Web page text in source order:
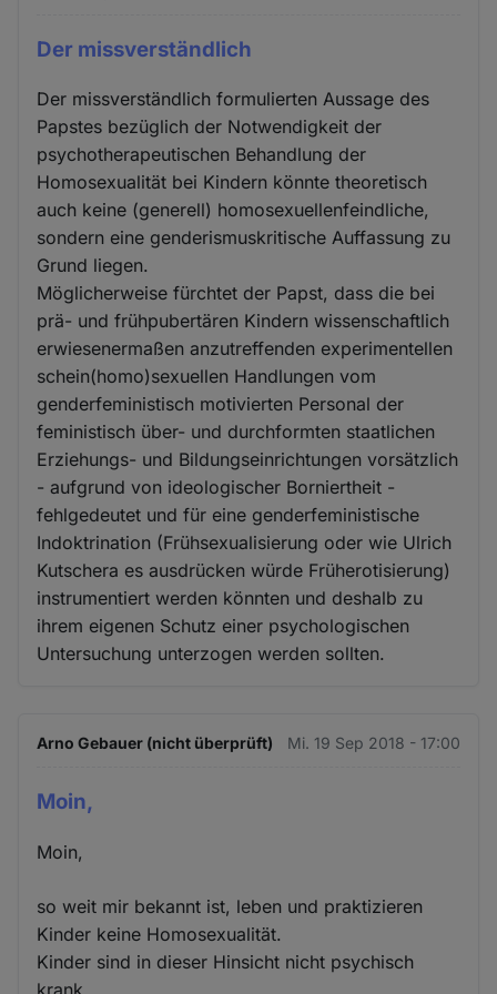
Der missverständlich
Der missverständlich formulierten Aussage des
Papstes bezüglich der Notwendigkeit der
psychotherapeutischen Behandlung der
Homosexualität bei Kindern könnte theoretisch
auch keine (generell) homosexuellenfeindliche,
sondern eine genderismuskritische Auffassung zu
Grund liegen.
Möglicherweise fürchtet der Papst, dass die bei
prä- und frühpubertären Kindern wissenschaftlich
erwiesenermaßen anzutreffenden experimentellen
schein(homo)sexuellen Handlungen vom
genderfeministisch motivierten Personal der
feministisch über- und durchformten staatlichen
Erziehungs- und Bildungseinrichtungen vorsätzlich
- aufgrund von ideologischer Borniertheit -
fehlgedeutet und für eine genderfeministische
Indoktrination (Frühsexualisierung oder wie Ulrich
Kutschera es ausdrücken würde Früherotisierung)
instrumentiert werden könnten und deshalb zu
ihrem eigenen Schutz einer psychologischen
Untersuchung unterzogen werden sollten.
Arno Gebauer (nicht überprüft) Mi. 19 Sep 2018 - 17:00
Moin,
Moin,
so weit mir bekannt ist, leben und praktizieren
Kinder keine Homosexualität.
Kinder sind in dieser Hinsicht nicht psychisch